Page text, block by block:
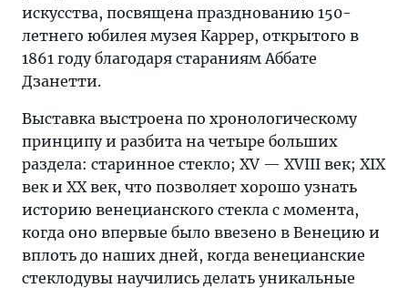
искусства, посвящена празднованию 150-
летнего юбилея музея Каррер, открытого в
1861 году благодаря стараниям Аббате
Дзанетти.
Выставка выстроена по хронологическому
принципу и разбита на четыре больших
раздела: старинное стекло; XV — XVIII век; XIX
век и XX век, что позволяет хорошо узнать
историю венецианского стекла с момента,
когда оно впервые было ввезено в Венецию и
вплоть до наших дней, когда венецианские
стеклодувы научились делать уникальные